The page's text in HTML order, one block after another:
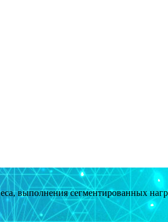
выполнения сегментированных